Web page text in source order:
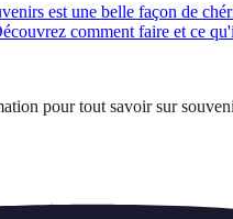
est une belle façon de
comment faire et ce
pour tout savoir sur